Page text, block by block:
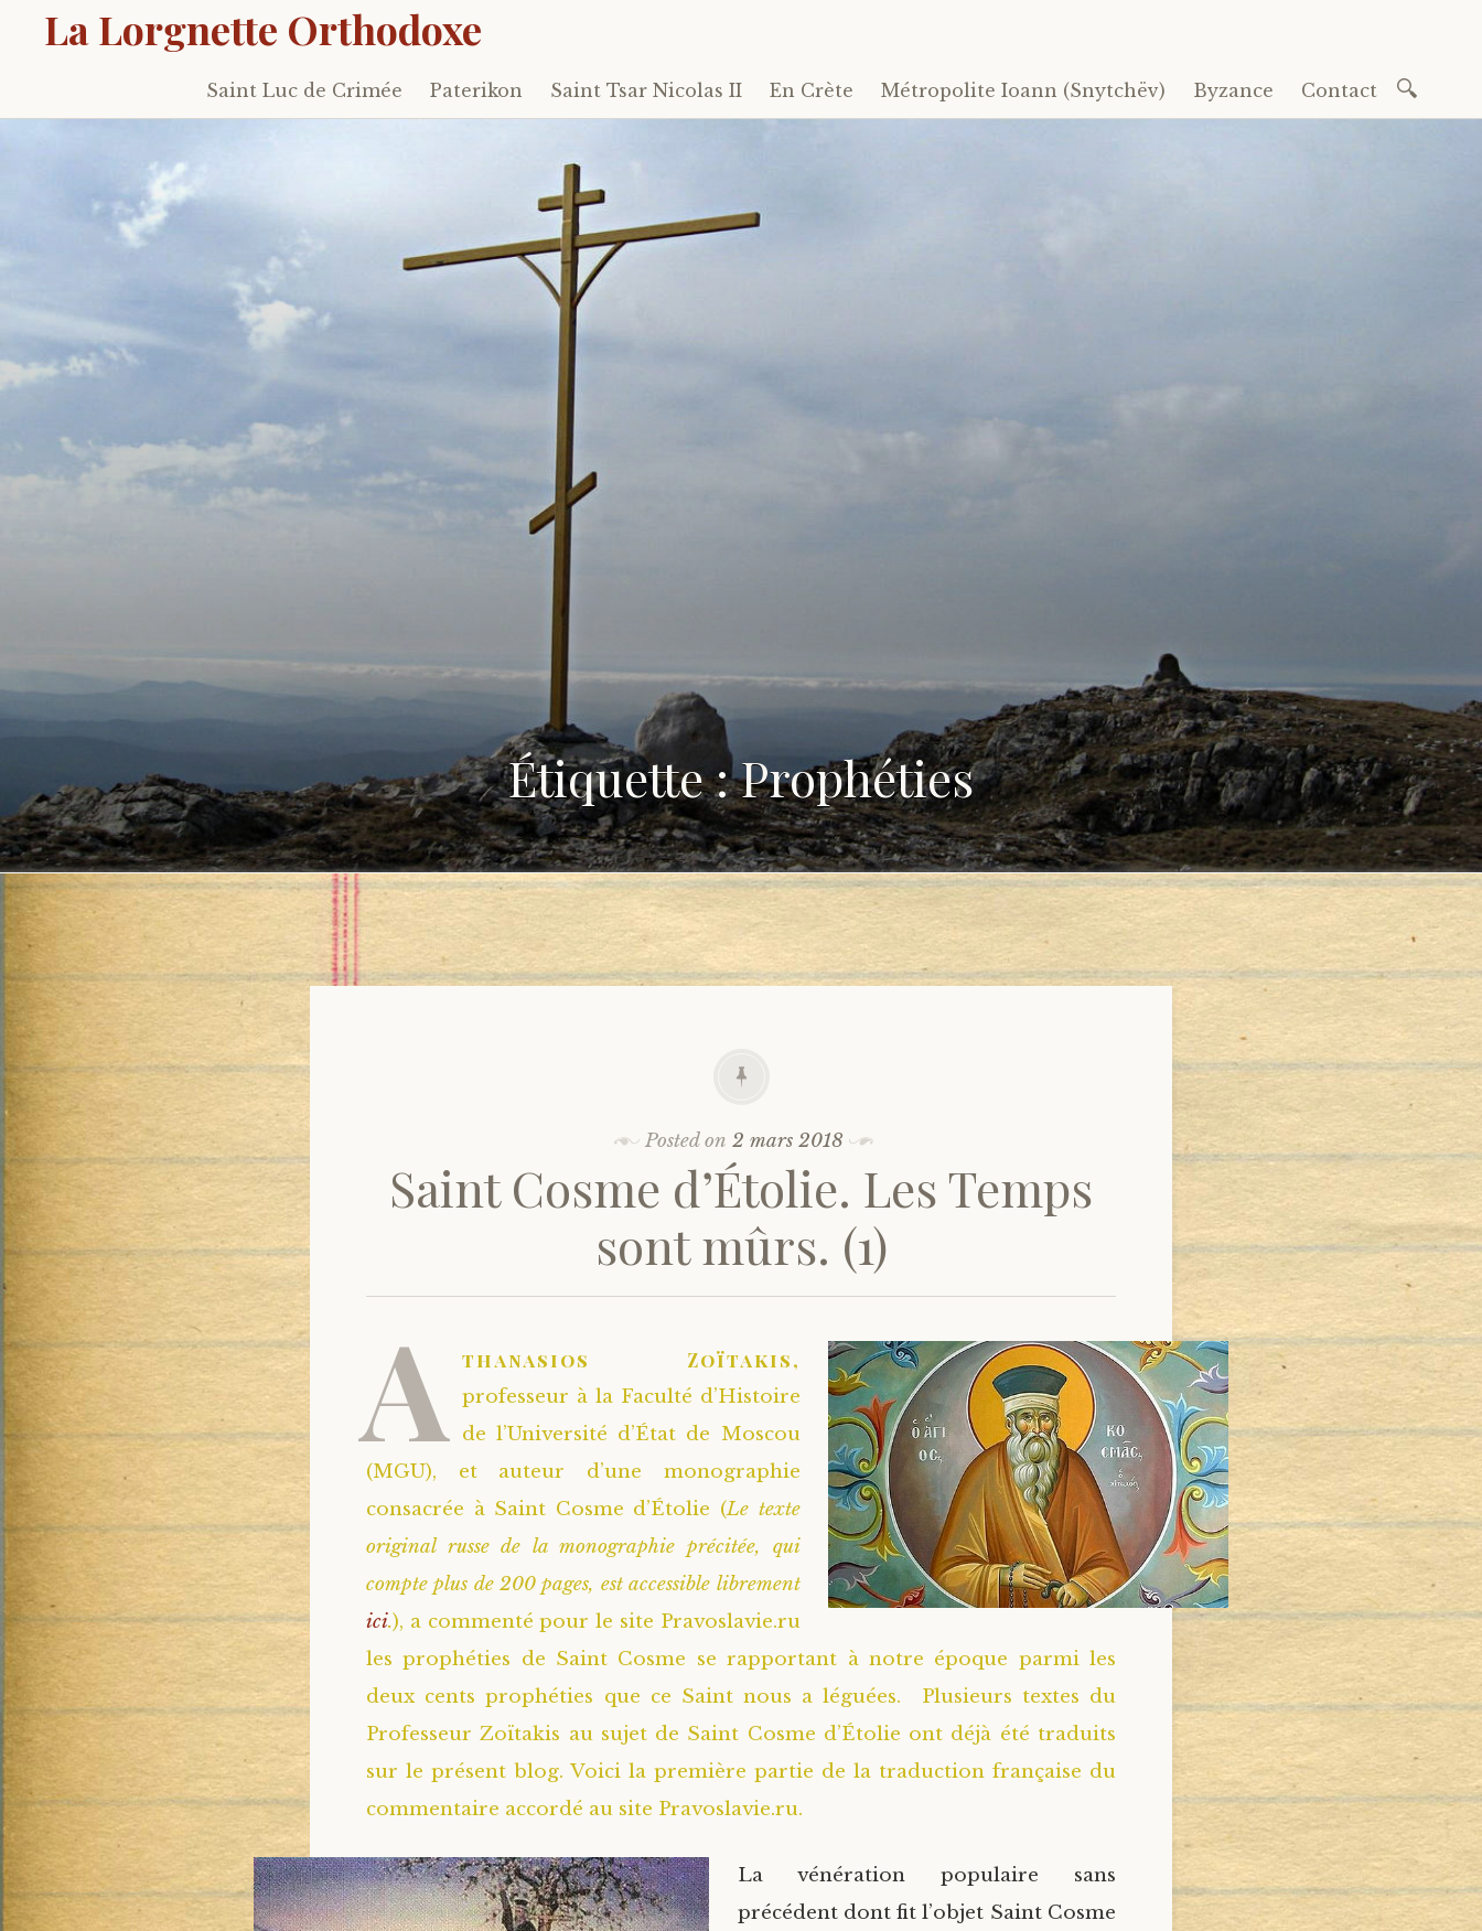
La Lorgnette Orthodoxe
Skip
to
Saint Luc de Crimée Paterikon Saint Tsar Nicolas II En Crète Métropolite Ioann (Snytchëv) Byzance Contact
Étiquette : Prophéties
Posted on2 mars 2018
Saint Cosme d’Étolie. Les Temps
sont mûrs. (1)
A thanasios Zoïtakis,
professeur à la Faculté d’Histoire
de l’Université d’État de Moscou
(MGU), et auteur d’une monographie
consacrée à Saint Cosme d’Étolie (Le texte
original russe de la monographie précitée, qui
compte plus de 200 pages, est accessible librement
ici.), a commenté pour le site Pravoslavie.ru
les prophéties de Saint Cosme se rapportant à notre époque parmi les
deux cents prophéties que ce Saint nous a léguées. Plusieurs textes du
Professeur Zoïtakis au sujet de Saint Cosme d’Étolie ont déjà été traduits
sur le présent blog. Voici la première partie de la traduction française du
commentaire accordé au site Pravoslavie.ru.
La vénération populaire sans
précédent dont fit l’objet Saint Cosme